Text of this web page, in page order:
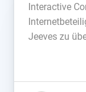
Interactive
Jeeves zu
Details sind